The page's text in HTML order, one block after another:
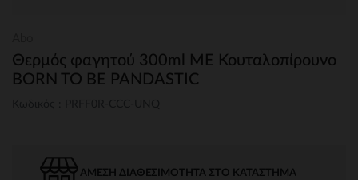
Θερμός φαγητού 300ml ΜΕ Κουταλοπίρουνο
BORN TO BE PANDASTIC
ΆΜΕΣΗ ΔΙΑΘΕΣΙΜΌΤΗΤΑ ΣΤΟ ΚΑΤΆΣΤΗΜΑ